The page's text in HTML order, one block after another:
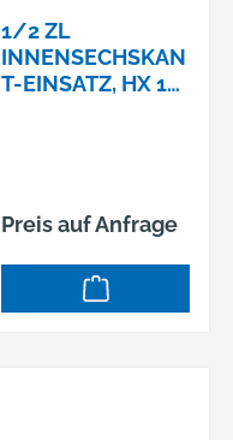
1/2 ZL
INNENSECHSKAN
T-EINSATZ, HX 10
Preis auf Anfrage